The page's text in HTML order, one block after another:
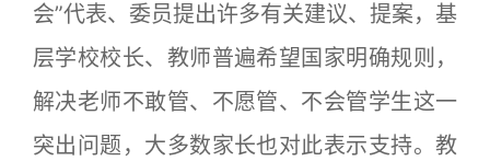
会”代表、委员提出许多有关建议、提案，基
层学校校长、教师普遍希望国家明确规则，
解决老师不敢管、不愿管、不会管学生这一
突出问题，大多数家长也对此表示支持。教